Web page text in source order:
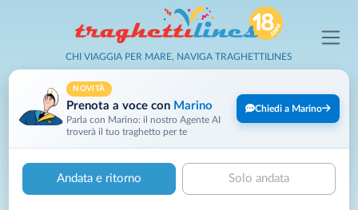
CHI VIAGGIA PER MARE, NAVIGA TRAGHETTILINES
NOVITÀ
Prenota a voce con Marino
Parla con Marino: il nostro Agente AI
troverà il tuo traghetto per te
Chiedi a Marino
Andata e ritorno Solo andata